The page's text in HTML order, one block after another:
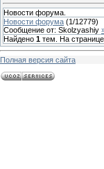
Новости форума.
Новости форума (1/12779)
Сообщение от: Skolzyashiy
Найдено 1 тем. На
Полная версия сайта